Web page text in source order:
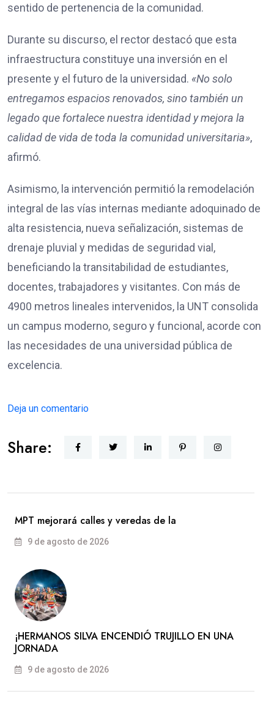
sentido de pertenencia de la comunidad.
Durante su discurso, el rector destacó que esta
infraestructura constituye una inversión en el
presente y el futuro de la universidad. «No solo
entregamos espacios renovados, sino también un
legado que fortalece nuestra identidad y mejora la
calidad de vida de toda la comunidad universitaria»,
afirmó.
Asimismo, la intervención permitió la remodelación
integral de las vías internas mediante adoquinado de
alta resistencia, nueva señalización, sistemas de
drenaje pluvial y medidas de seguridad vial,
beneficiando la transitabilidad de estudiantes,
docentes, trabajadores y visitantes. Con más de
4900 metros lineales intervenidos, la UNT consolida
un campus moderno, seguro y funcional, acorde con
las necesidades de una universidad pública de
excelencia.
Deja un comentario
Share:
MPT mejorará calles y veredas de la
9 de agosto de 2026
​¡HERMANOS SILVA ENCENDIÓ TRUJILLO EN UNA
JORNADA
9 de agosto de 2026